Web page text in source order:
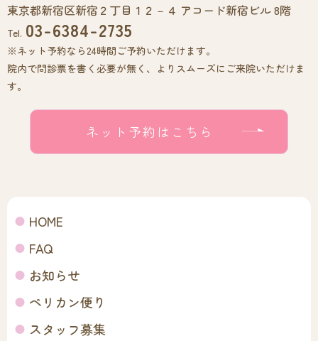
東京都新宿区新宿２丁目１２－４ アコード新宿ビル 8階
Tel. 03-6384-2735
※ネット予約なら24時間ご予約いただけます。
院内で問診票を書く必要が無く、よりスムーズにご来院いただけま
す。
ネット予約はこちら
HOME
FAQ
お知らせ
ペリカン便り
スタッフ募集